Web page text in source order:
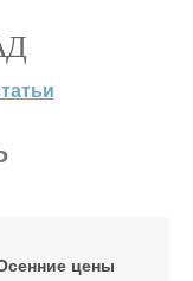
цены